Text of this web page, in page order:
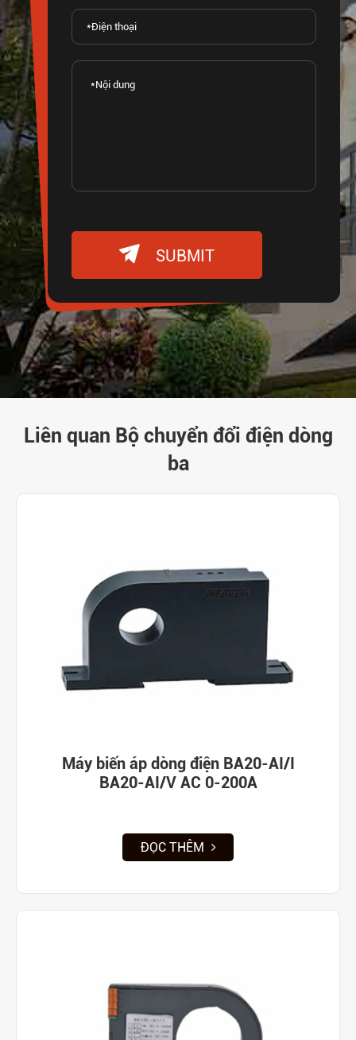
 SUBMIT
Liên quan Bộ chuyển đổi điện dòng
ba
Máy biến áp dòng điện BA20-AI/I
BA20-AI/V AC 0-200A
ĐỌC THÊM